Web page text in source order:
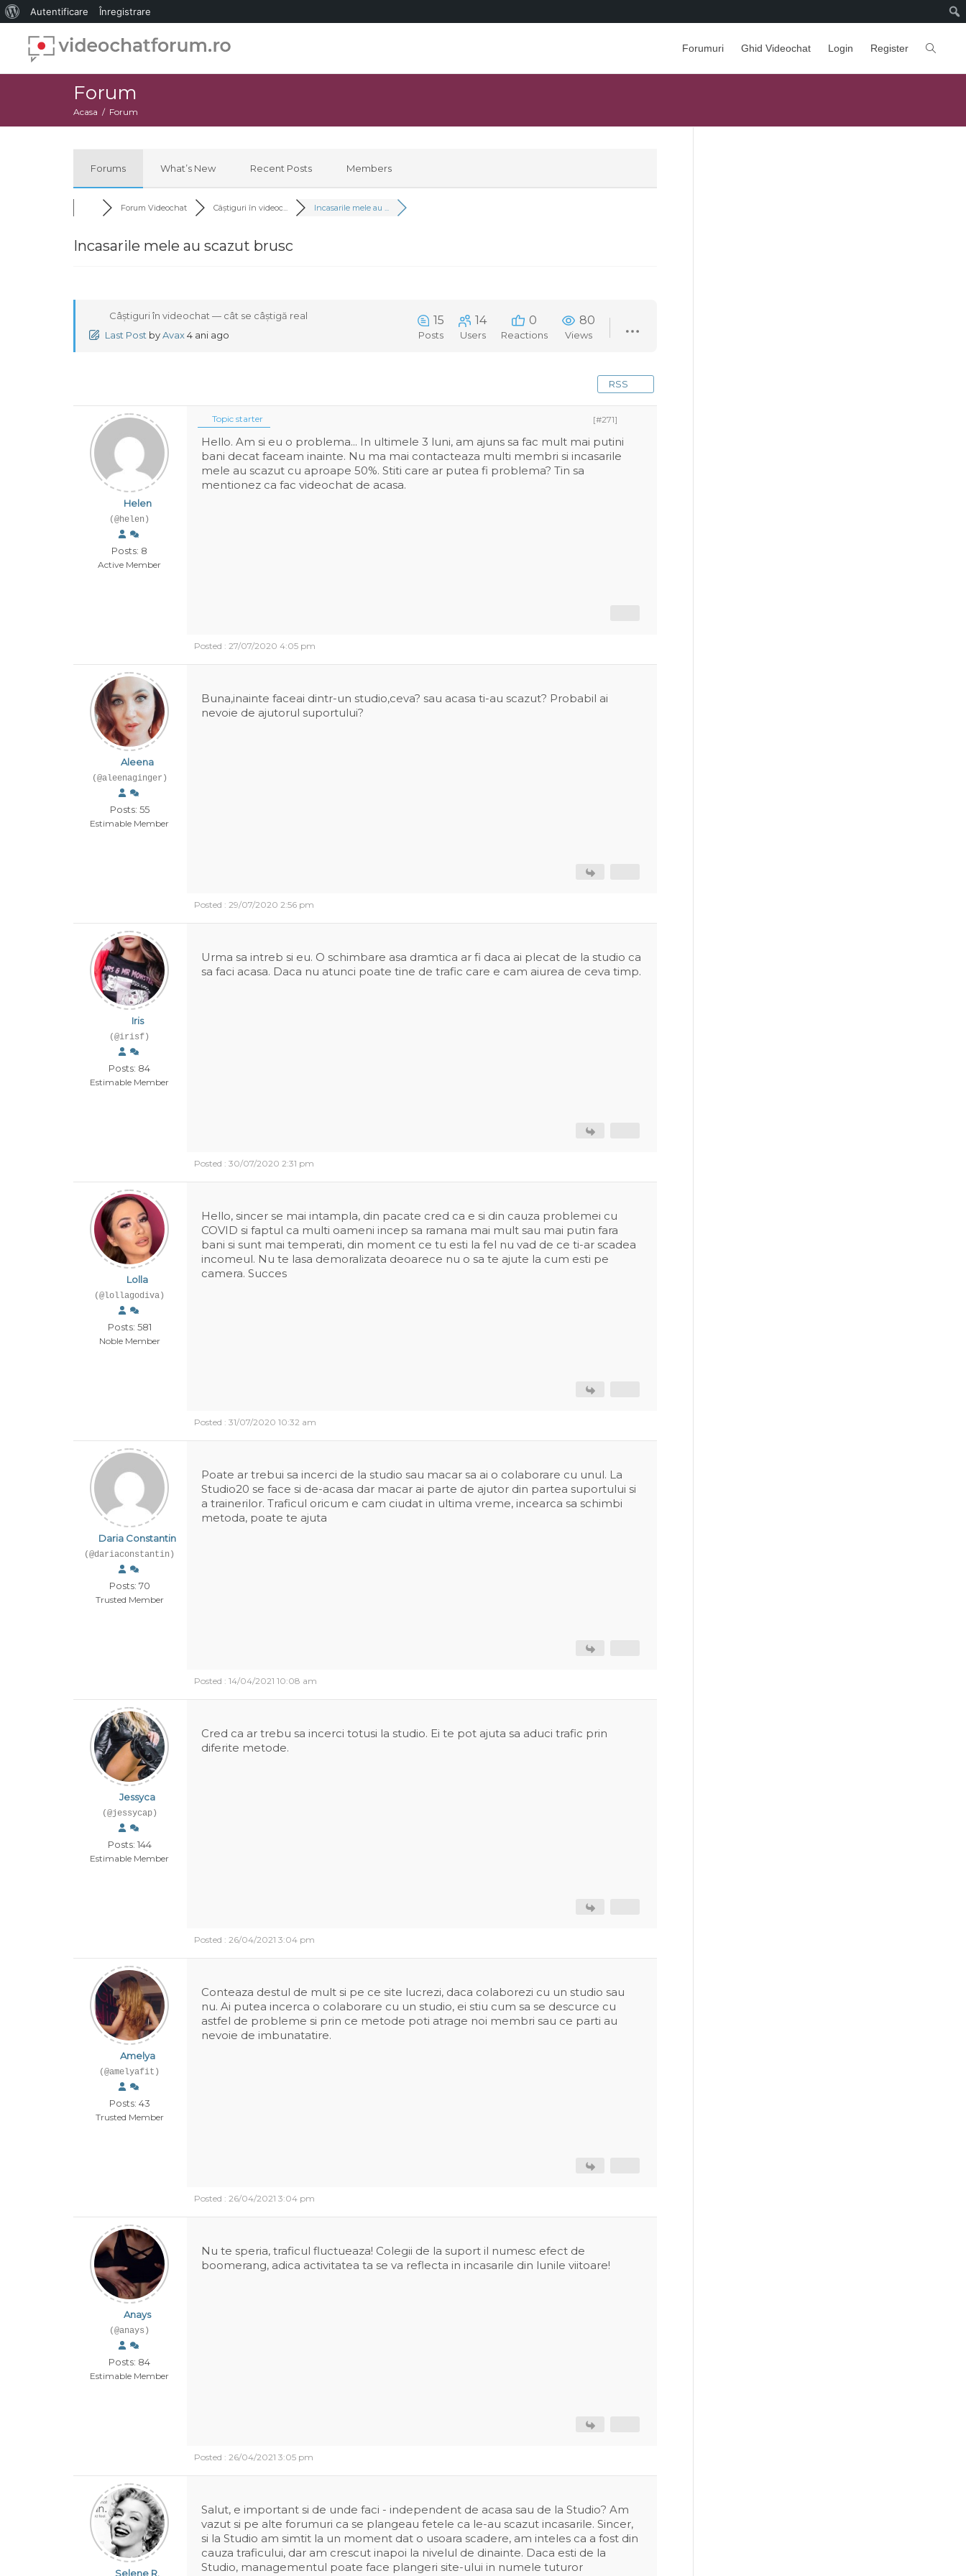
Despre
WordPress
Autentificare Înregistrare
Forumuri Ghid Videochat Login Register
Forum
Acasa Forum
Forums What’s New Recent Posts Members
Forum Videochat Câștiguri în videoc... Incasarile mele au ...
Incasarile mele au scazut brusc
Câștiguri în videochat — cât se câștigă real
Last Post byAvax4 ani ago
15
Posts
14
Users
0
Reactions
80
Views
RSS
Helen
(@helen)
Posts: 8
Active Member
Topic starter [#271]
Hello. Am si eu o problema... In ultimele 3 luni, am ajuns sa fac mult mai putini
bani decat faceam inainte. Nu ma mai contacteaza multi membri si incasarile
mele au scazut cu aproape 50%. Stiti care ar putea fi problema? Tin sa
mentionez ca fac videochat de acasa.
Posted : 27/07/2020 4:05 pm
Aleena
(@aleenaginger)
Posts: 55
Estimable Member
Buna,inainte faceai dintr-un studio,ceva? sau acasa ti-au scazut? Probabil ai
nevoie de ajutorul suportului?
Posted : 29/07/2020 2:56 pm
Iris
(@irisf)
Posts: 84
Estimable Member
Urma sa intreb si eu. O schimbare asa dramtica ar fi daca ai plecat de la studio ca
sa faci acasa. Daca nu atunci poate tine de trafic care e cam aiurea de ceva timp.
Posted : 30/07/2020 2:31 pm
Lolla
(@lollagodiva)
Posts: 581
Noble Member
Hello, sincer se mai intampla, din pacate cred ca e si din cauza problemei cu
COVID si faptul ca multi oameni incep sa ramana mai mult sau mai putin fara
bani si sunt mai temperati, din moment ce tu esti la fel nu vad de ce ti-ar scadea
incomeul. Nu te lasa demoralizata deoarece nu o sa te ajute la cum esti pe
camera. Succes
Posted : 31/07/2020 10:32 am
Daria Constantin
(@dariaconstantin)
Posts: 70
Trusted Member
Poate ar trebui sa incerci de la studio sau macar sa ai o colaborare cu unul. La
Studio20 se face si de-acasa dar macar ai parte de ajutor din partea suportului si
a trainerilor. Traficul oricum e cam ciudat in ultima vreme, incearca sa schimbi
metoda, poate te ajuta
Posted : 14/04/2021 10:08 am
Jessyca
(@jessycap)
Posts: 144
Estimable Member
Cred ca ar trebu sa incerci totusi la studio. Ei te pot ajuta sa aduci trafic prin
diferite metode.
Posted : 26/04/2021 3:04 pm
Amelya
(@amelyafit)
Posts: 43
Trusted Member
Conteaza destul de mult si pe ce site lucrezi, daca colaborezi cu un studio sau
nu. Ai putea incerca o colaborare cu un studio, ei stiu cum sa se descurce cu
astfel de probleme si prin ce metode poti atrage noi membri sau ce parti au
nevoie de imbunatatire.
Posted : 26/04/2021 3:04 pm
Anays
(@anays)
Posts: 84
Estimable Member
Nu te speria, traficul fluctueaza! Colegii de la suport il numesc efect de
boomerang, adica activitatea ta se va reflecta in incasarile din lunile viitoare!
Posted : 26/04/2021 3:05 pm
Selene R.
Salut, e important si de unde faci - independent de acasa sau de la Studio? Am
vazut si pe alte forumuri ca se plangeau fetele ca le-au scazut incasarile. Sincer,
si la Studio am simtit la un moment dat o usoara scadere, am inteles ca a fost din
cauza traficului, dar am crescut inapoi la nivelul de dinainte. Daca esti de la
Studio, managementul poate face plangeri site-ului in numele tuturor